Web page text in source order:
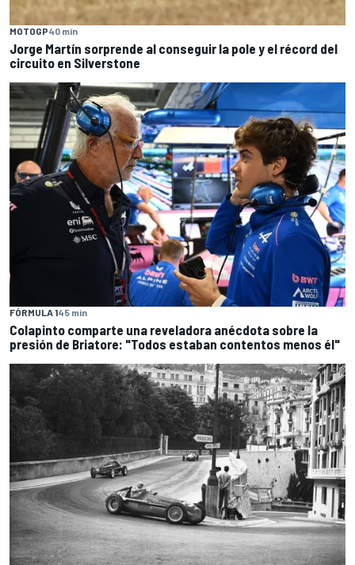
MOTOGP40 min
Jorge Martín sorprende al conseguir la pole y el récord del
circuito en Silverstone
FÓRMULA 145 min
Colapinto comparte una reveladora anécdota sobre la
presión de Briatore: "Todos estaban contentos menos él"